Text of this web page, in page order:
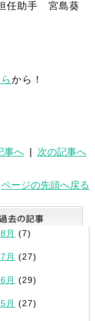
任助手 宮島葵
から！
事へ 次の記事へ
ページの先頭へ戻る
覧
月 (7)
月 (27)
月 (29)
月 (27)